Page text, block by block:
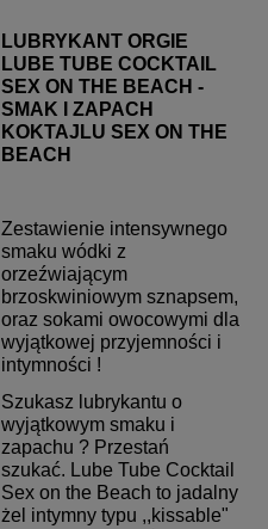
LUBRYKANT ORGIE
LUBE TUBE COCKTAIL
SEX ON THE BEACH -
SMAK I ZAPACH
KOKTAJLU SEX ON THE
BEACH
Zestawienie intensywnego
smaku wódki z
orzeźwiającym
brzoskwiniowym sznapsem,
oraz sokami owocowymi dla
wyjątkowej przyjemności i
intymności !
Szukasz lubrykantu o
wyjątkowym smaku i
zapachu ? Przestań
szukać. Lube Tube Cocktail
Sex on the Beach to jadalny
żel intymny typu ,,kissable"